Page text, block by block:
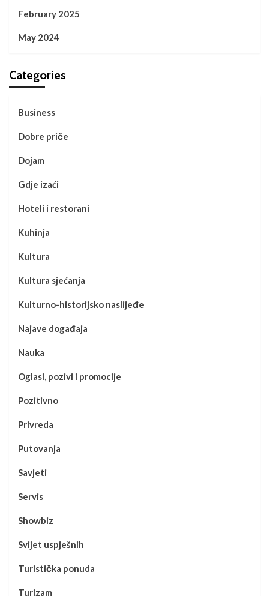
February 2025
May 2024
Categories
Business
Dobre priče
Dojam
Gdje izaći
Hoteli i restorani
Kuhinja
Kultura
Kultura sjećanja
Kulturno-historijsko naslijeđe
Najave događaja
Nauka
Oglasi, pozivi i promocije
Pozitivno
Privreda
Putovanja
Savjeti
Servis
Showbiz
Svijet uspješnih
Turistička ponuda
Turizam